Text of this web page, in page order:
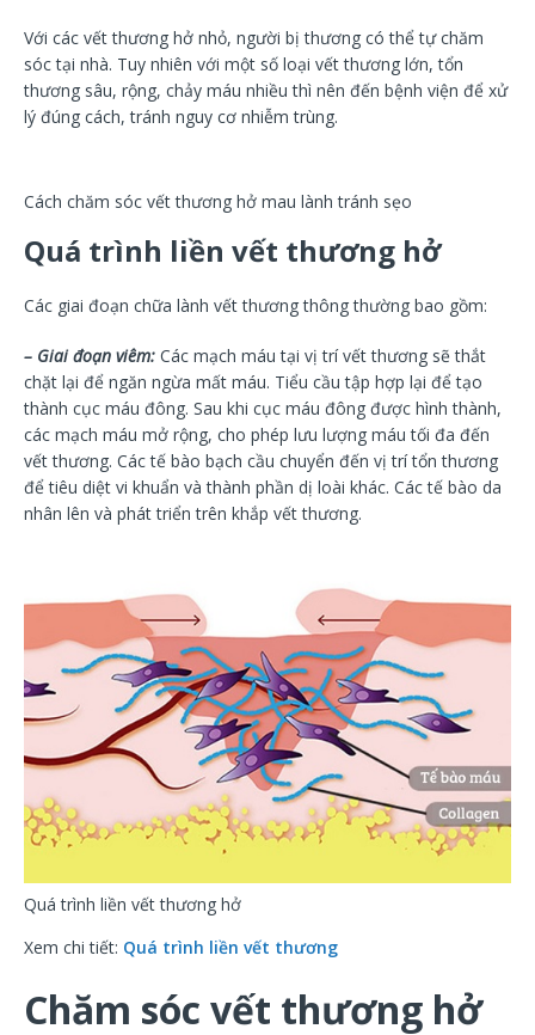
Với các vết thương hở nhỏ, người bị thương có thể tự chăm
sóc tại nhà. Tuy nhiên với một số loại vết thương lớn, tổn
thương sâu, rộng, chảy máu nhiều thì nên đến bệnh viện để xử
lý đúng cách, tránh nguy cơ nhiễm trùng.
Cách chăm sóc vết thương hở mau lành tránh sẹo
Quá trình liền vết thương hở
Các giai đoạn chữa lành vết thương thông thường bao gồm:
– Giai đoạn viêm: Các mạch máu tại vị trí vết thương sẽ thắt
chặt lại để ngăn ngừa mất máu. Tiểu cầu tập hợp lại để tạo
thành cục máu đông. Sau khi cục máu đông được hình thành,
các mạch máu mở rộng, cho phép lưu lượng máu tối đa đến
vết thương. Các tế bào bạch cầu chuyển đến vị trí tổn thương
để tiêu diệt vi khuẩn và thành phần dị loài khác. Các tế bào da
nhân lên và phát triển trên khắp vết thương.
Quá trình liền vết thương hở
Xem chi tiết: Quá trình liền vết thương
Chăm sóc vết thương hở